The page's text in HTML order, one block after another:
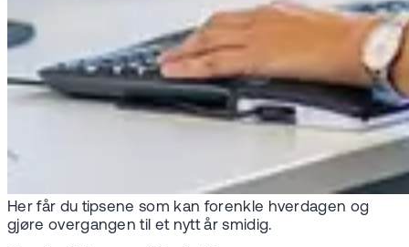
Her får du tipsene som kan forenkle hverdagen og
gjøre overgangen til et nytt år smidig.